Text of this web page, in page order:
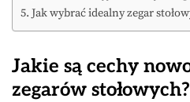
Jak wybrać idealny zegar
Jakie są cechy
zegarów stołowych?